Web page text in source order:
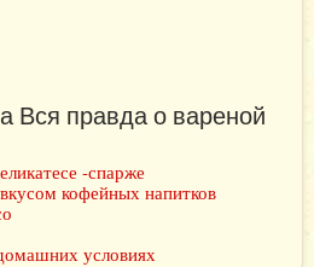
Вся правда о вареной
-спарже
кофейных напитков
условиях